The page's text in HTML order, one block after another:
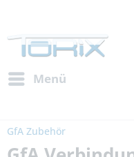
Menü
GfA Zubehör